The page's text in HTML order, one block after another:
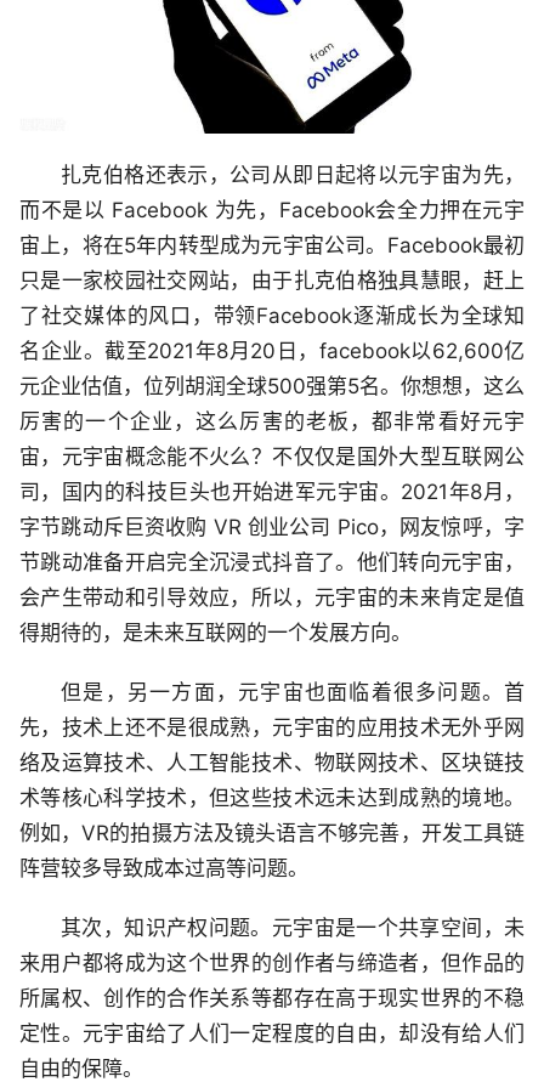
扎克伯格还表示，公司从即日起将以元宇宙为先，
而不是以 Facebook 为先，Facebook会全力押在元宇
宙上，将在5年内转型成为元宇宙公司。Facebook最初
只是一家校园社交网站，由于扎克伯格独具慧眼，赶上
了社交媒体的风口，带领Facebook逐渐成长为全球知
名企业。截至2021年8月20日，facebook以62,600亿
元企业估值，位列胡润全球500强第5名。你想想，这么
厉害的一个企业，这么厉害的老板，都非常看好元宇
宙，元宇宙概念能不火么？不仅仅是国外大型互联网公
司，国内的科技巨头也开始进军元宇宙。2021年8月，
字节跳动斥巨资收购 VR 创业公司 Pico，网友惊呼，字
节跳动准备开启完全沉浸式抖音了。他们转向元宇宙，
会产生带动和引导效应，所以，元宇宙的未来肯定是值
得期待的，是未来互联网的一个发展方向。
但是，另一方面，元宇宙也面临着很多问题。首
先，技术上还不是很成熟，元宇宙的应用技术无外乎网
络及运算技术、人工智能技术、物联网技术、区块链技
术等核心科学技术，但这些技术远未达到成熟的境地。
例如，VR的拍摄方法及镜头语言不够完善，开发工具链
阵营较多导致成本过高等问题。
其次，知识产权问题。元宇宙是一个共享空间，未
来用户都将成为这个世界的创作者与缔造者，但作品的
所属权、创作的合作关系等都存在高于现实世界的不稳
定性。元宇宙给了人们一定程度的自由，却没有给人们
自由的保障。